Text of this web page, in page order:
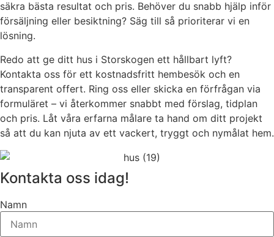
säkra bästa resultat och pris. Behöver du snabb hjälp inför
försäljning eller besiktning? Säg till så prioriterar vi en
lösning.
Redo att ge ditt hus i Storskogen ett hållbart lyft?
Kontakta oss för ett kostnadsfritt hembesök och en
transparent offert. Ring oss eller skicka en förfrågan via
formuläret – vi återkommer snabbt med förslag, tidplan
och pris. Låt våra erfarna målare ta hand om ditt projekt
så att du kan njuta av ett vackert, tryggt och nymålat hem.
Kontakta oss idag!
Namn